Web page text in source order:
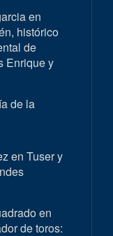
en
histórico
de
Enrique y
de la
en Tuser y
en
de toros: